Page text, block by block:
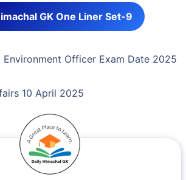
GK One Liner Set-9
Environment Officer Exam Date 2025
10 April 2025